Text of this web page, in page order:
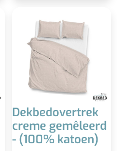
Dekbedovertrek
creme gemêleerd
- (100% katoen)